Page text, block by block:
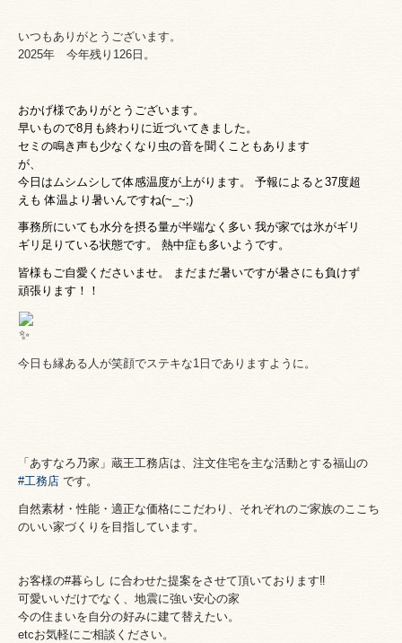
いつもありがとうございます。
2025年 今年残り126日。
おかげ様でありがとうございます。
早いもので8月も終わりに近づいてきました。
セミの鳴き声も少なくなり虫の音を聞くこともあります
が、
今日はムシムシして体感温度が上がります。 予報によると37度超
えも体温より暑いんですね(~_~;)
事務所にいても水分を摂る量が半端なく多い 我が家では氷がギリ
ギリ足りている状態です。 熱中症も多いようです。
皆様もご自愛くださいませ。
まだまだ暑いですが暑さにも負けず
頑張ります！！
今日も縁ある人が笑顔でステキな1日でありますように。
「あすなろ乃家」蔵王工務店は、 注文住宅を主な活動とする福山の
#工務店 です。
自然素材・性能・適正な価格にこだわり、それぞれのご家族のここち
のいい家づくりを目指しています。
お客様の#暮らし に合わせた提案をさせて頂いております‼️
可愛いいだけでなく、地震に強い安心の家
今の住まいを自分の好みに建て替えたい。
etcお気軽にご相談ください。